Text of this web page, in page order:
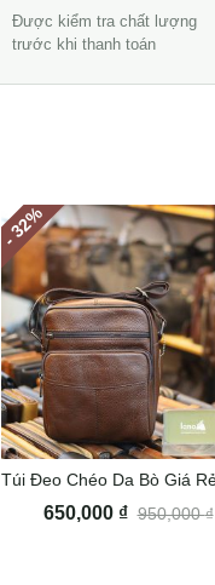
Được kiểm tra chất lượng
trước khi thanh toán
- 32
%
950,000₫
650,000 ₫